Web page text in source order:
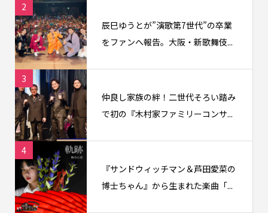
2
辰巳ゆうとが”演歌第7世代”の卒業
をファンへ報告。大阪・新歌舞伎...
3
仲良し家族の絆！二世代そろい踏み
で初の『木村家ファミリーコンサ...
4
『サンドウィッチマン＆芦田愛菜の
博士ちゃん』から生まれた楽曲「...